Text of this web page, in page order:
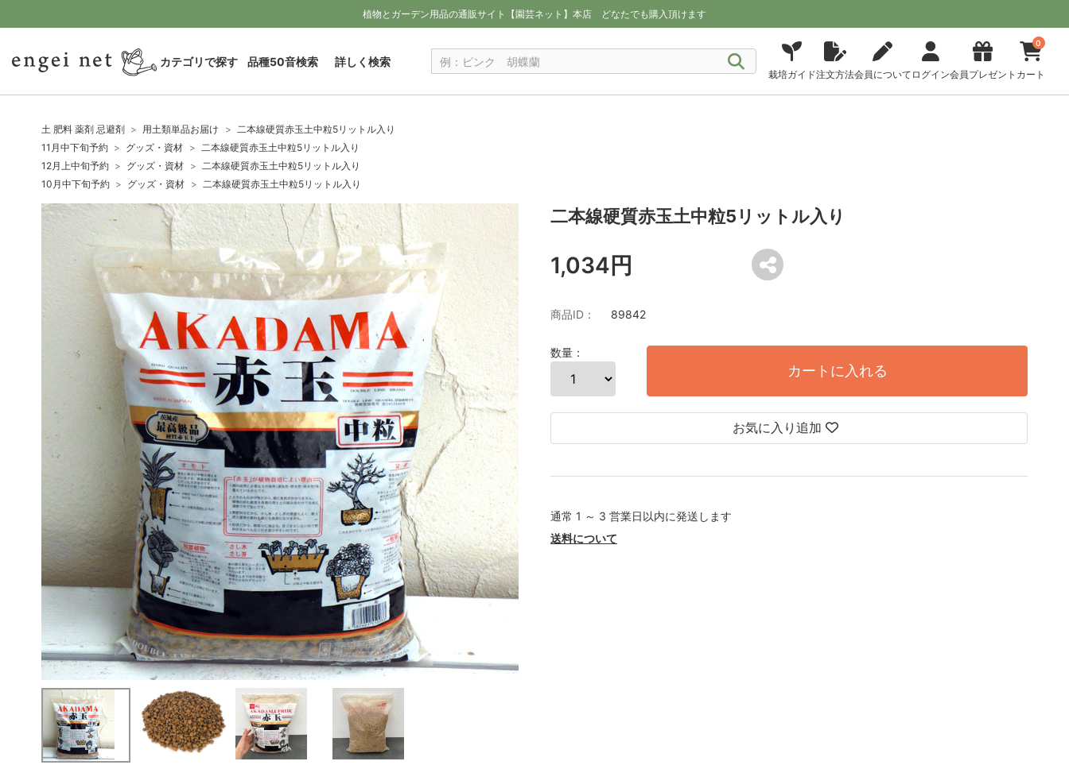
植物とガーデン用品の通販サイト【園芸ネット】本店 どなたでも購入頂けます
カテゴリで探す 品種50音検索 詳しく検索
栽培ガイド注文方法会員について ログイン会員プレゼント
0
カート
土 肥料 薬剤 忌避剤 用土類単品お届け
二本線硬質赤玉土中粒5リットル入り
11月中下旬予約
グッズ・資材
二本線硬質赤玉土中粒5リットル入り
12月上中旬予約
グッズ・資材
二本線硬質赤玉土中粒5リットル入り
10月中下旬予約
グッズ・資材 二本線硬質赤玉土中粒5リットル入り
二本線硬質赤玉土中粒5リットル入り
1,034円
商品ID： 89842
数量：
カートに入れる
お気に入り追加
通常 1 ～ 3 営業日以内に発送します
送料について